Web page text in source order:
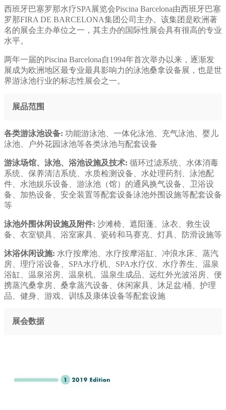
西班牙巴塞罗那水疗SPA展览会Piscina Barcelona由西班牙巴塞
罗那FIRA DE BARCELONA集团公司主办。该集团是欧洲著
名的展会主办单位之一，其主办的国际性展会具有很高的专业
水平。
两年一届的Piscina Barcelona自1994年首次举办以来，逐渐发
展成为欧洲地区最专业最具影响力的泳池桑拿设备展，也是世
界游泳池行业的标志性展会之一。
展品范围
各类游泳池设备: 功能游泳池、一体化泳池、充气泳池、婴儿
泳池、户外花园泳池等各类泳池与配套设备
游泳场馆、泳池、浴池设施及技术: 循环过滤系统、水体消毒
系统、保养清洁系统、水质检测设备、水处理药剂、泳池配
件、水池娱乐设备、游泳池（馆）的通风换气设备、卫浴设
备、加热设备、安全装置等配套设备泳池外围设施等配套设备
等
泳池外围休闲设施及附件: 沙滩椅、遮阳蓬、泳衣、救生设
备、衣室锁具、浴室家具、瓷砖和马赛克、灯具、防滑设施等
沐浴休闲设施: 水疗按摩池、水疗按摩浴缸、冲浪水床、蒸汽
房、理疗浴设备、SPA水疗机、SPA水疗仪、水疗养生、温泉
浴缸、温泉浴房、温泉机、温泉生成品、远红外光波浴房、便
携蒸汽桑拿房、桑拿蒸汽设备、休闲家具、沐足盆/桶、护理
品、健身、游戏、训练及康体设备等配套设施
展会数据